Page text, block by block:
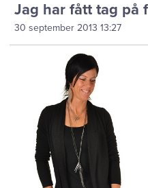
Jag har fått tag på
30 september 2013 13:27